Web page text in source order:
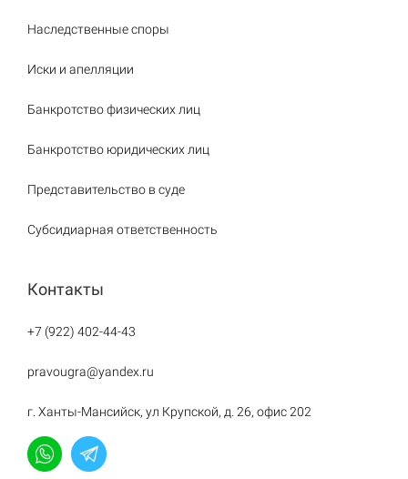
Наследственные споры
Иски и апелляции
Банкротство физических лиц
Банкротство юридических лиц
Представительство в суде
Субсидиарная ответственность
Контакты
+7 (922) 402-44-43
pravougra@yandex.ru
г. Ханты-Мансийск, ул Крупской, д. 26, офис 202